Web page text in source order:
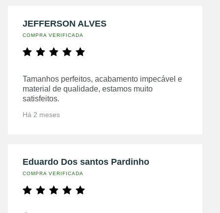
JEFFERSON ALVES
COMPRA VERIFICADA
Tamanhos perfeitos, acabamento impecável e
material de qualidade, estamos muito
satisfeitos.
Há 2 meses
Eduardo Dos santos Pardinho
COMPRA VERIFICADA